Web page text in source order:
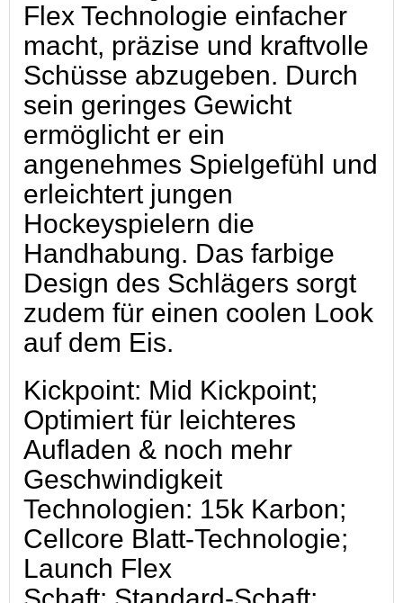
Flex Technologie einfacher
macht, präzise und kraftvolle
Schüsse abzugeben. Durch
sein geringes Gewicht
ermöglicht er ein
angenehmes Spielgefühl und
erleichtert jungen
Hockeyspielern die
Handhabung. Das farbige
Design des Schlägers sorgt
zudem für einen coolen Look
auf dem Eis.
Kickpoint: Mid Kickpoint;
Optimiert für leichteres
Aufladen & noch mehr
Geschwindigkeit
Technologien: 15k Karbon;
Cellcore Blatt-Technologie;
Launch Flex